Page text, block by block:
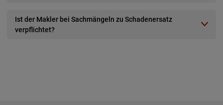
Ist der Makler bei Sachmängeln zu Schadenersatz
verpflichtet?